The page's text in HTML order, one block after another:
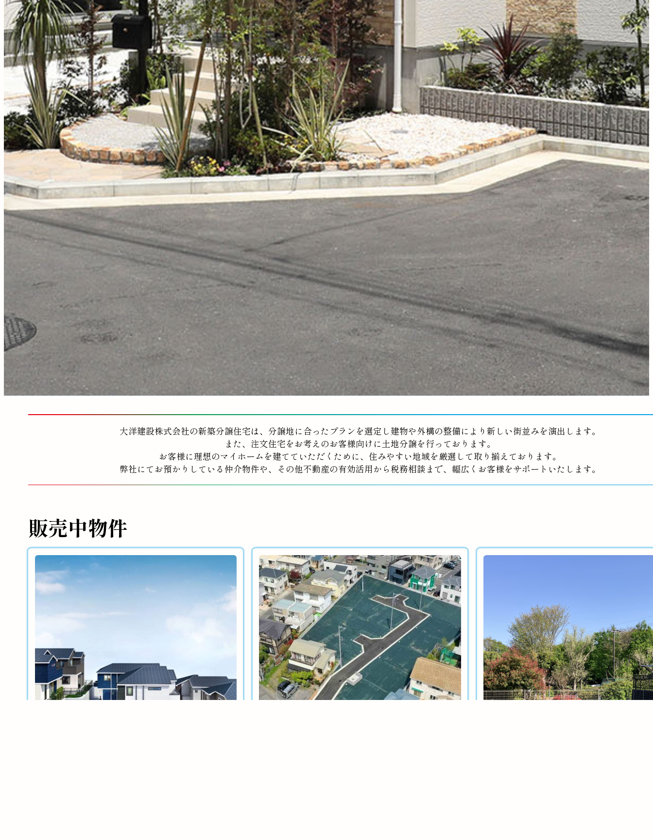
大洋建設株式会社の新築分譲住宅は、分譲地に合ったプランを選定し建物や外構の整備により新しい街並みを演出します。
また、注文住宅をお考えのお客様向けに土地分譲を行っております。
お客様に理想のマイホームを建てていただくために、住みやすい地域を厳選して取り揃えております。
弊社にてお預かりしている仲介物件や、その他不動産の有効活用から税務相談まで、幅広くお客様をサポートいたします。
販売中物件